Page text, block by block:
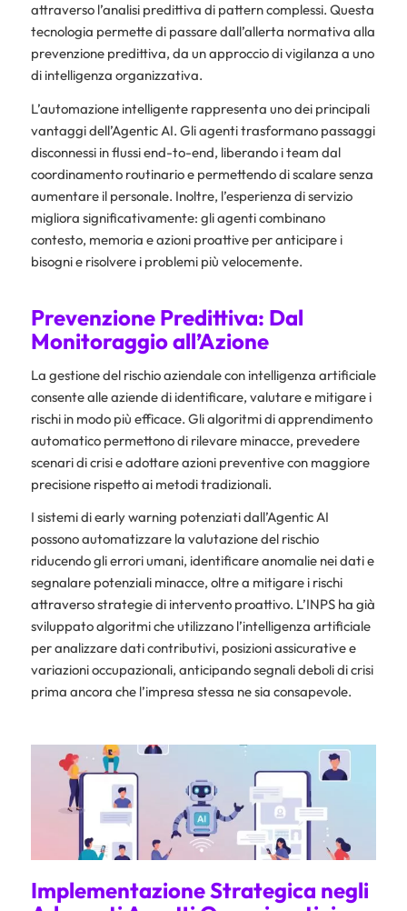
attraverso l’analisi predittiva di pattern complessi. Questa
tecnologia permette di passare dall’allerta normativa alla
prevenzione predittiva, da un approccio di vigilanza a uno
di intelligenza organizzativa.
L’automazione intelligente rappresenta uno dei principali
vantaggi dell’Agentic AI. Gli agenti trasformano passaggi
disconnessi in flussi end-to-end, liberando i team dal
coordinamento routinario e permettendo di scalare senza
aumentare il personale. Inoltre, l’esperienza di servizio
migliora significativamente: gli agenti combinano
contesto, memoria e azioni proattive per anticipare i
bisogni e risolvere i problemi più velocemente.
Prevenzione Predittiva: Dal
Monitoraggio all’Azione
La gestione del rischio aziendale con intelligenza artificiale
consente alle aziende di identificare, valutare e mitigare i
rischi in modo più efficace. Gli algoritmi di apprendimento
automatico permettono di rilevare minacce, prevedere
scenari di crisi e adottare azioni preventive con maggiore
precisione rispetto ai metodi tradizionali.
I sistemi di early warning potenziati dall’Agentic AI
possono automatizzare la valutazione del rischio
riducendo gli errori umani, identificare anomalie nei dati e
segnalare potenziali minacce, oltre a mitigare i rischi
attraverso strategie di intervento proattivo. L’INPS ha già
sviluppato algoritmi che utilizzano l’intelligenza artificiale
per analizzare dati contributivi, posizioni assicurative e
variazioni occupazionali, anticipando segnali deboli di crisi
prima ancora che l’impresa stessa ne sia consapevole.
Implementazione Strategica negli